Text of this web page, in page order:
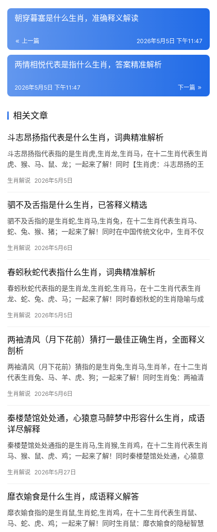
朝穿暮塞是什么生肖，准确释义解读
上一篇 2026年5月5日 下午11:47
两情相悦代表是指什么生肖，答案精准解析
下一篇
2026年5月5日 下午11:47
相关文章
斗志昂扬指代表是什么生肖，词典精准解析
斗志昂扬指代表指的是生肖虎,生肖龙,生肖马，在十二生肖代表生肖
虎、猴、马、鼠、龙；一起来了解！同时【生肖虎：斗志昂扬的王
王，天生带着披荆斩棘的气势，尤其2026年下半年，【生肖虎】的
生肖解说 2026年5月5日
驷不及舌指是什么生肖，已答释义精选
驷不及舌指的是生肖蛇,生肖马,生肖兔，在十二生肖代表生肖马、
蛇、兔、猴、猪；一起来了解！同时在中国传统文化中，生肖不仅
语》，意为言语一旦出口，纵使四匹快马也难以追回，暗喻谨言慎
生肖解说 2026年5月6日
春蚓秋蛇代表指什么生肖，词典精准解析
春蚓秋蛇代表指的是生肖龙,生肖蛇,生肖马，在十二生肖代表生肖
龙、蛇、兔、虎、马；一起来了解！同时春蚓秋蛇的生肖隐喻与成
力，或似秋日蛇行曲折散乱，在生肖文化中，蚯蚓对应生肖龙（地
生肖解说 2026年5月5日
两袖清风（月下花前）猜打一最佳正确生肖，全面释义
剖析
两袖清风（月下花前）猜指的是生肖兔,生肖马,生肖羊，在十二生肖
代表生肖兔、马、羊、虎、狗；一起来了解！同时生肖兔：两袖清
不抢，月下花前的意境，恰如兔子的灵动与清雅——它们善于在静
生肖解说 2026年5月6日
秦楼楚馆处处通，心猿意马醉梦中形容什么生肖，成语
详尽解释
秦楼楚馆处处通指的是生肖马,生肖猴,生肖鸡，在十二生肖代表生肖
马、猴、鼠、虎、鸡；一起来了解！同时秦楼楚馆处处通，心猿意
诗，暗藏风流韵事与心神不定之态，若论生肖，当属生肖马与生肖
生肖解说 2026年5月27日
靡衣媮食是什么生肖，成语释义解答
靡衣媮食指的是生肖鼠,生肖蛇,生肖鸡，在十二生肖代表生肖鼠、
马、蛇、虎、鸡；一起来了解！同时生肖鼠：靡衣媮食的隐秘智慧